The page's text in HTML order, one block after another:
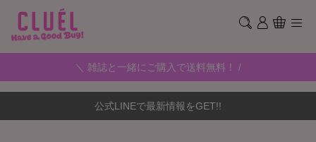
＼ 雑誌と一緒にご購入で送料無料！ /
公式LINEで最新情報をGET!!